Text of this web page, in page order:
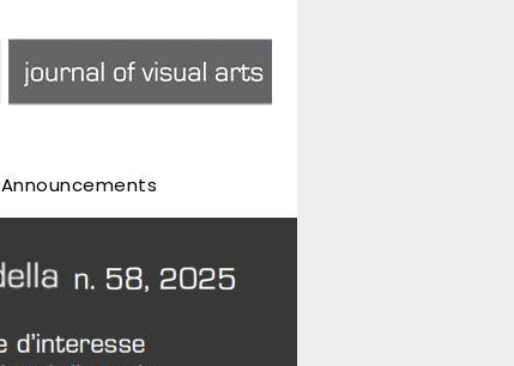
Announcements